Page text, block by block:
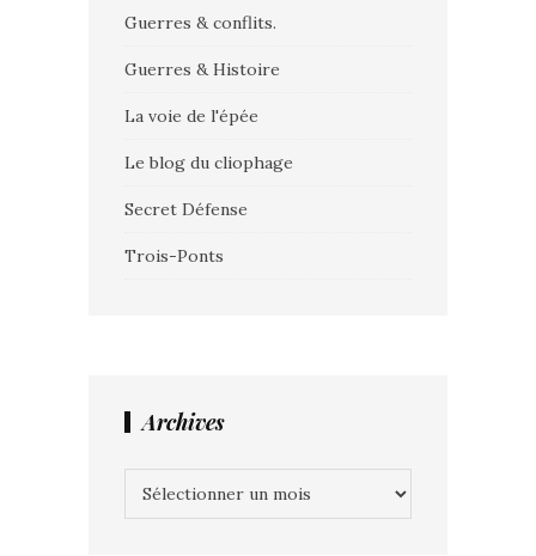
Guerres & conflits.
Guerres & Histoire
La voie de l'épée
Le blog du cliophage
Secret Défense
Trois-Ponts
Archives